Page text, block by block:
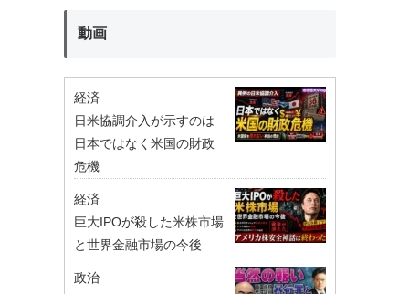
動画
経済
日米協調介入が示すのは
日本ではなく米国の財政
危機
経済
巨大IPOが殺した米株市場
と世界金融市場の今後
政治